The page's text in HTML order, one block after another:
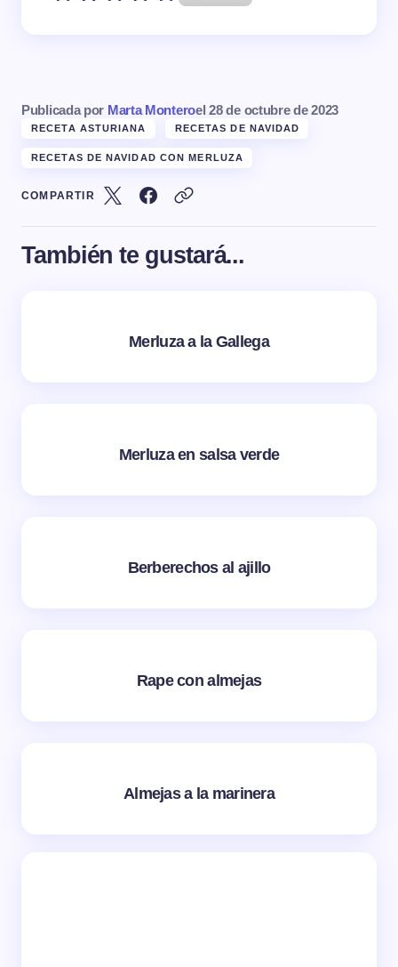
Publicada por Marta Monteroel 28 de octubre de 2023
RECETA ASTURIANA RECETAS DE NAVIDAD
RECETAS DE NAVIDAD CON MERLUZA
COMPARTIR
También te gustará...
Merluza a la Gallega
Merluza en salsa verde
Berberechos al ajillo
Rape con almejas
Almejas a la marinera